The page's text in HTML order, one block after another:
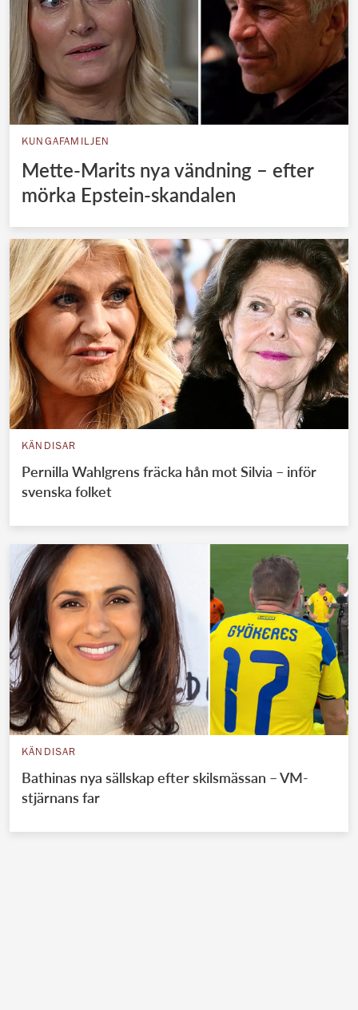
KUNGAFAMILJEN
Mette-Marits nya vändning – efter
mörka Epstein-skandalen
KÄNDISAR
Pernilla Wahlgrens fräcka hån mot Silvia – inför
svenska folket
KÄNDISAR
Bathinas nya sällskap efter skilsmässan – VM-
stjärnans far